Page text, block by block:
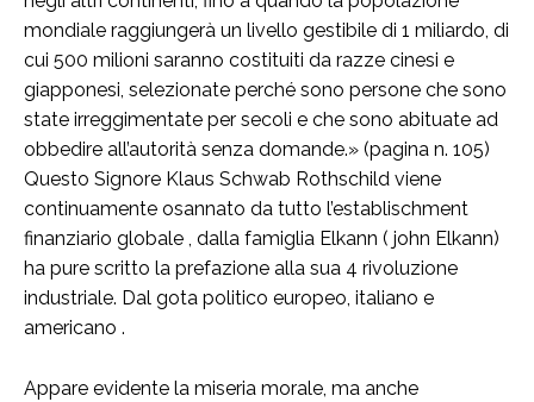
mondiale raggiungerà un livello gestibile di 1 miliardo, di
cui 500 milioni saranno costituiti da razze cinesi e
giapponesi, selezionate perché sono persone che sono
state irreggimentate per secoli e che sono abituate ad
obbedire all’autorità senza domande.» (pagina n. 105)
Questo Signore Klaus Schwab Rothschild viene
continuamente osannato da tutto l’establischment
finanziario globale , dalla famiglia Elkann ( john Elkann)
ha pure scritto la prefazione alla sua 4 rivoluzione
industriale. Dal gota politico europeo, italiano e
americano .
Appare evidente la miseria morale, ma anche